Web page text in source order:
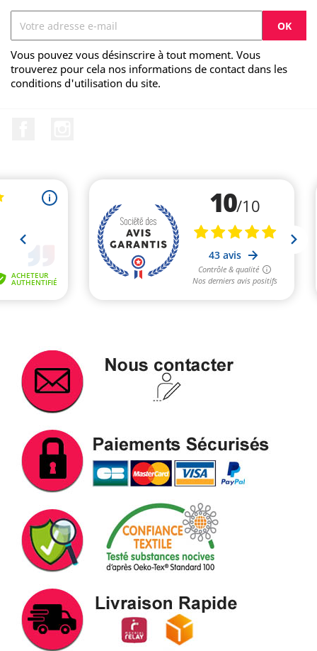
Vous pouvez vous désinscrire à tout moment. Vous
trouverez pour cela nos informations de contact dans les
conditions d'utilisation du site.